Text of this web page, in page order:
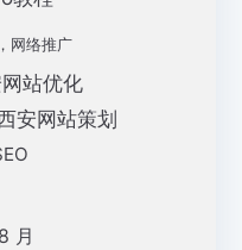
网络推广
站优化
安网站策划
月